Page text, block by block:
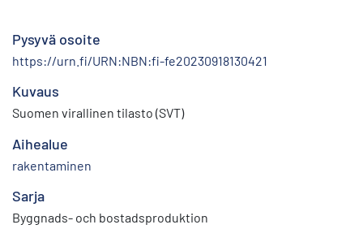
Pysyvä osoite
https://urn.fi/URN:NBN:fi-fe20230918130421
Kuvaus
Suomen virallinen tilasto (SVT)
Aihealue
rakentaminen
Sarja
Byggnads- och bostadsproduktion